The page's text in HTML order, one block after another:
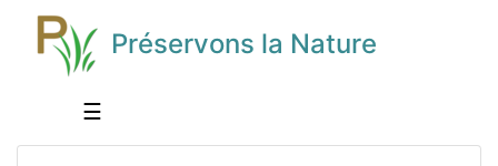
Préservons la Nature
☰